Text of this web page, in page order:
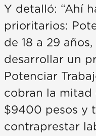
Y detalló: “Ahí
prioritarios:
de 18 a 29
desarrollar un
Potenciar
cobran la mitad
$9400 pesos y
contraprestar